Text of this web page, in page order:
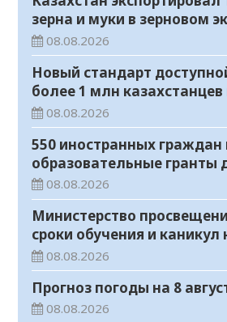
зерна и муки в зерновом
08.08.2026
Новый стандарт
более 1 млн
телемедицинские услуги
08.08.2026
550 иностранных
образовательные гранты
Казахстане
08.08.2026
Министерство
сроки обучения и каникул
учебный год
08.08.2026
Прогноз погоды на 8
08.08.2026